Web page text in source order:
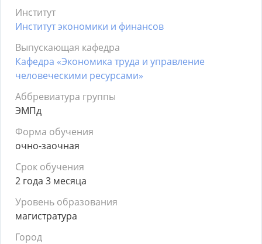
Институт
Институт экономики и финансов
Выпускающая кафедра
Кафедра «Экономика труда и управление
человеческими ресурсами»
Аббревиатура группы
ЭМПд
Форма обучения
очно-заочная
Срок обучения
2 года 3 месяца
Уровень образования
магистратура
Город